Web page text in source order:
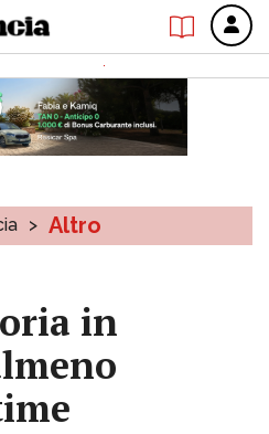
> Altro
in